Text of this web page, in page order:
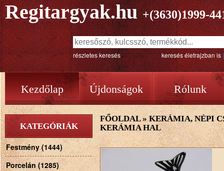
Regitargyak.hu +(3630)1999-
részletes keresés keresés életrajzban is
Kezdőlap Újdonságok Rólunk
KATEGÓRIÁK
Festmény (1444)
Porcelán (1285)
FŐOLDAL»KERÁMIA, NÉPI
KERÁMIA HAL